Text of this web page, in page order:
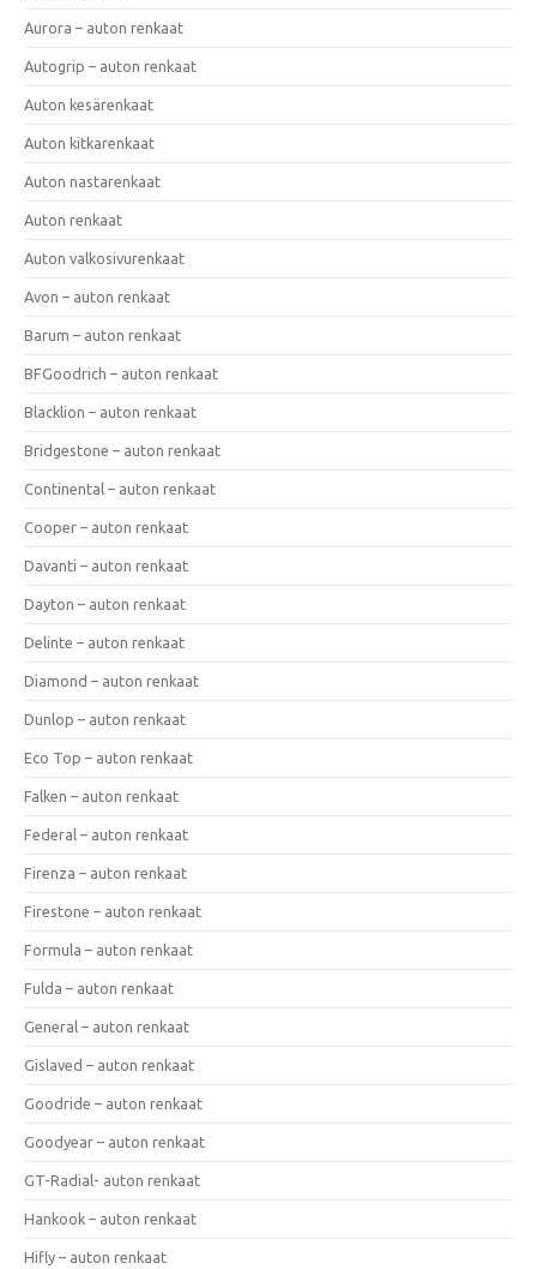
Aurora – auton renkaat
Autogrip – auton renkaat
Auton kesärenkaat
Auton kitkarenkaat
Auton nastarenkaat
Auton renkaat
Auton valkosivurenkaat
Avon – auton renkaat
Barum – auton renkaat
BFGoodrich – auton renkaat
Blacklion – auton renkaat
Bridgestone – auton renkaat
Continental – auton renkaat
Cooper – auton renkaat
Davanti – auton renkaat
Dayton – auton renkaat
Delinte – auton renkaat
Diamond – auton renkaat
Dunlop – auton renkaat
Eco Top – auton renkaat
Falken – auton renkaat
Federal – auton renkaat
Firenza – auton renkaat
Firestone – auton renkaat
Formula – auton renkaat
Fulda – auton renkaat
General – auton renkaat
Gislaved – auton renkaat
Goodride – auton renkaat
Goodyear – auton renkaat
GT-Radial- auton renkaat
Hankook – auton renkaat
Hifly – auton renkaat